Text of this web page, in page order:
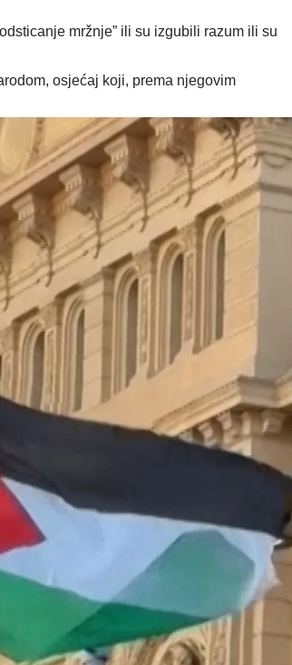
mržnje” ili su izgubili razum ili su
osjećaj koji, prema njegovim